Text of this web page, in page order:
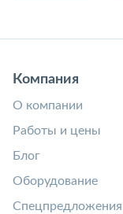
Компания
О компании
Работы и цены
Блог
Оборудование
Спецпредложения